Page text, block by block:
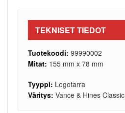
TEKNISET TIEDOT
Tuotekoodi: 99990002
Mitat: 155 mm x 78 mm
Tyyppi: Logotarra
Väritys: Vance & Hines Classic